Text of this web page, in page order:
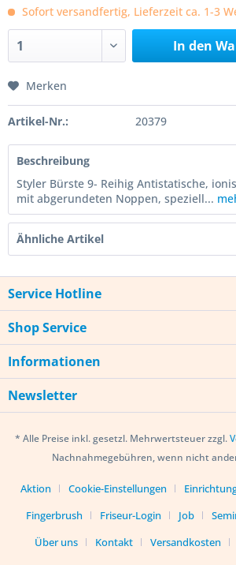
Sofort versandfertig, Lieferzeit ca. 1-3
In den
Merken
Artikel-Nr.: 20379
Beschreibung
Styler Bürste 9- Reihig Antistatische,
mit abgerundeten Noppen, speziell...
Ähnliche Artikel
Service Hotline
Shop Service
Informationen
Newsletter
* Alle Preise inkl. gesetzl. Mehrwertsteuer zzgl.
Nachnahmegebühren, wenn nicht
Aktion Cookie-Einstellungen
Fingerbrush
Friseur-Login Job
Über uns
Kontakt Versandkosten